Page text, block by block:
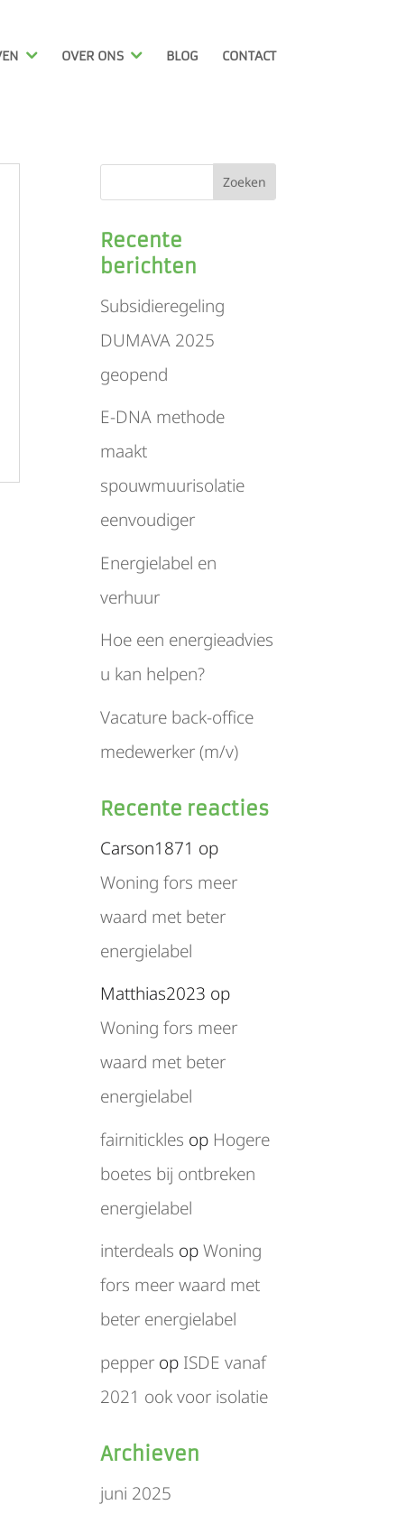
OVER ONS BLOG CONTACT
Recente
berichten
Subsidieregeling
DUMAVA 2025
geopend
E-DNA methode
maakt
spouwmuurisolatie
eenvoudiger
Energielabel en
verhuur
Hoe een energieadvies
u kan helpen?
Vacature back-office
medewerker (m/v)
Recente reacties
Carson1871 op
Woning fors meer
waard met beter
energielabel
Matthias2023 op
Woning fors meer
waard met beter
energielabel
fairnitickles op Hogere
boetes bij ontbreken
energielabel
interdeals opWoning
fors meer waard met
beter energielabel
pepper op ISDE vanaf
2021 ook voor isolatie
Archieven
juni 2025